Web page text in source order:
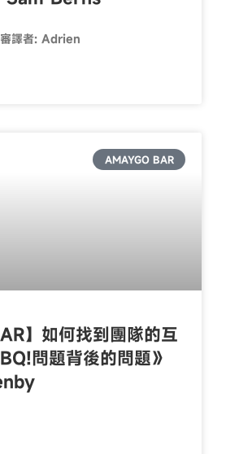
譯者: Adrien
AMAYGO BAR
】如何找到團隊的互
問題背後的問題》